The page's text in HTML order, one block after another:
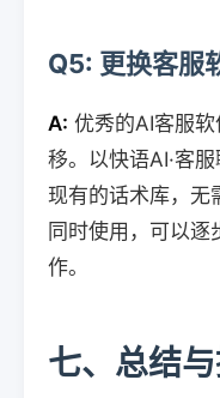
Q5: 更换客服
A: 优秀的AI客服
移。以快语AI·客
现有的话术库，无
同时使用，可以
作。
七、总结